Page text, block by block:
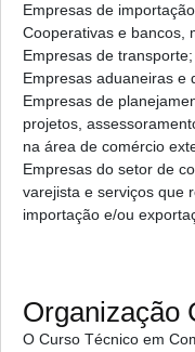
Empresas de
Cooperativas e bancos,
Empresas de transporte;
Empresas aduaneiras e
Empresas de
projetos,
na área de comércio
Empresas do setor de
varejista e serviços que
importação e/ou
Organização
O Curso Técnico em